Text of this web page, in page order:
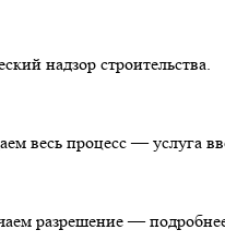
надзор строительства.
весь процесс — услуга
разрешение —